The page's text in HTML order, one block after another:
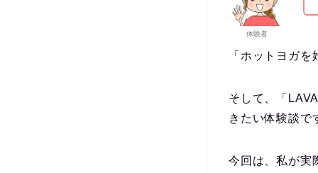
体験者
「ホットヨガ
そして、「
きたい体験談で
今回は、私が実